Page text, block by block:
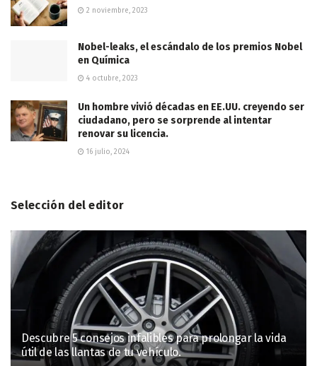
2 noviembre, 2023
Nobel-leaks, el escándalo de los premios Nobel
en Química
4 octubre, 2023
Un hombre vivió décadas en EE.UU. creyendo ser
ciudadano, pero se sorprende al intentar
renovar su licencia.
16 julio, 2024
Selección del editor
Descubre 5 consejos infalibles para prolongar la vida
útil de las llantas de tu vehículo.